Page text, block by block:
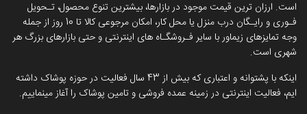
است. ارزان ترین قیمت موجود در بازارها، بیشترین تنوع محصول، تـحویل
فـوری و رایـگان درب منزل یا محل کار، امکان مرجوعی کالا تا 10 روز از جمله
وجه تمایزهای زیماور با سایر فـروشگـاه های اینترنتی و حتی بازارهای بزرگ هر
شهری است.
اینکه با پشتوانه و اعتباری که بیش از 43 سال فعالیت در حوزه پوشاک داشته
ایم، فعالیت اینترنتی در زمینه عمده فروشی و تامین پوشاک را آغاز مینماییم.